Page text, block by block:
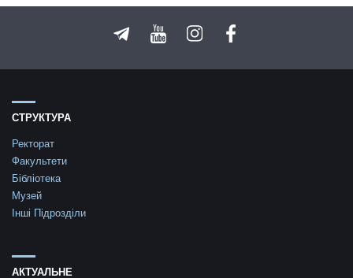
СТРУКТУРА
Ректорат
Факультети
Бібліотека
Музей
Інші Підрозділи
АКТУАЛЬНЕ